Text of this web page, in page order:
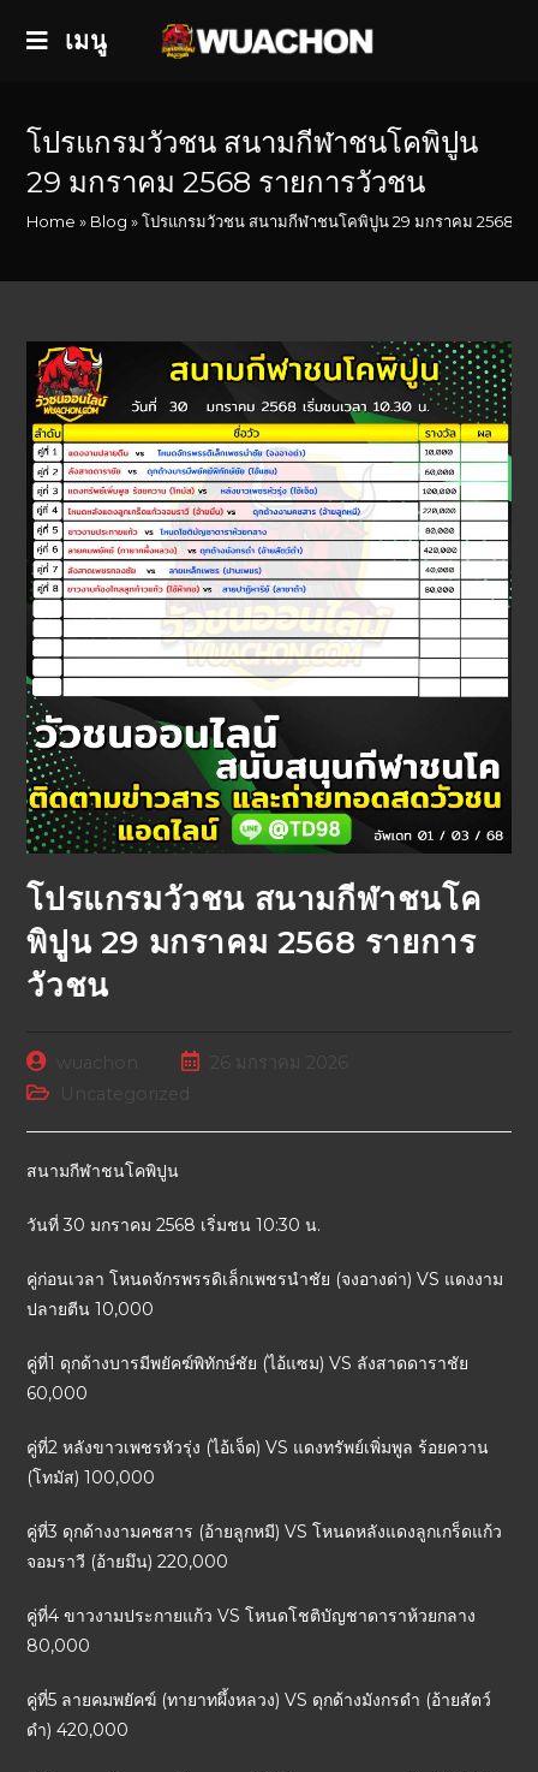
เมนู
โปรแกรมวัวชน สนามกีฬาชนโคพิปูน
29 มกราคม 2568 รายการวัวชน
Home » Blog »โปรแกรมวัวชน สนามกีฬาชนโคพิปูน 29 มกราคม 2568 ร
โปรแกรมวัวชน สนามกีฬาชนโค
พิปูน 29 มกราคม 2568 รายการ
วัวชน
Uncategorized
สนามกีฬาชนโคพิปูน
วันที่ 30 มกราคม 2568 เริ่มชน 10:30 น.
คู่ก่อนเวลา โหนดจักรพรรดิเล็กเพชรนำชัย (จงอางด่า) VS แดงงาม
ปลายตีน 10,000
คู่ที่1 ดุกด้างบารมีพยัคฆ์พิทักษ์ชัย (ไอ้แซม) VS ลังสาดดาราชัย
60,000
คู่ที่2 หลังขาวเพชรหัวรุ่ง (ไอ้เจ็ด) VS แดงทรัพย์เพิ่มพูล ร้อยควาน
(โทมัส) 100,000
คู่ที่3 ดุกด้างงามคชสาร (อ้ายลูกหมี) VS โหนดหลังแดงลูกเกร็ดแก้ว
จอมราวี (อ้ายมึน) 220,000
คู่ที่4 ขาวงามประกายแก้ว VS โหนดโชติบัญชาดาราห้วยกลาง
80,000
คู่ที่5 ลายคมพยัคฆ์ (ทายาทผึ้งหลวง) VS ดุกด้างมังกรดำ (อ้ายสัตว์
ดำ) 420,000